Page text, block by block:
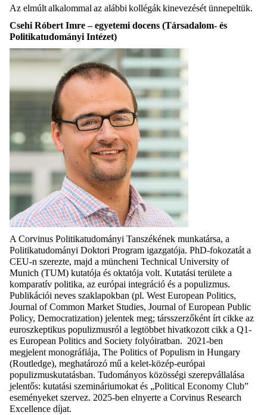
Az elmúlt alkalommal az alábbi kollégák kinevezését ünnepeltük.
Csehi Róbert Imre – egyetemi docens (Társadalom- és
Politikatudományi Intézet)
A Corvinus Politikatudományi Tanszékének munkatársa, a
Politikatudományi Doktori Program igazgatója. PhD-fokozatát a
CEU-n szerezte, majd a müncheni Technical University of
Munich (TUM) kutatója és oktatója volt. Kutatási területe a
komparatív politika, az európai integráció és a populizmus.
Publikációi neves szaklapokban (pl. West European Politics,
Journal of Common Market Studies, Journal of European Public
Policy, Democratization) jelentek meg; társszerzőként írt cikke az
euroszkeptikus populizmusról a legtöbbet hivatkozott cikk a Q1-
es European Politics and Society folyóiratban. 2021-ben
megjelent monográfiája, The Politics of Populism in Hungary
(Routledge), meghatározó mű a kelet-közép-európai
populizmuskutatásban. Tudományos közösségi szerepvállalása
jelentős: kutatási szemináriumokat és „Political Economy Club”
eseményeket szervez. 2025-ben elnyerte a Corvinus Research
Excellence díjat.